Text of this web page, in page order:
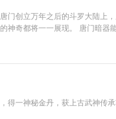
门创立万年之后的斗罗大陆
神奇都将一一展现。 唐门暗
得一神秘金丹，获上古武神传